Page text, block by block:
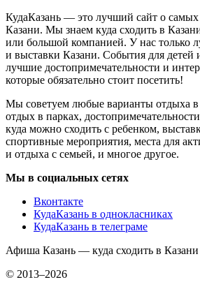
КудаКазань — это лучший сайт о
Казани. Мы знаем куда сходить в
или большой компанией. У нас только
и выставки Казани. События для детей
лучшие достопримечательности и
которые обязательно стоит посетить!
Мы советуем любые варианты отдыха
отдых в парках,
куда можно сходить с ребенком,
спортивные мероприятия, места для
и отдыха с семьей, и многое другое.
Мы в социальных сетях
Вконтакте
КудаКазань в однокласниках
КудаКазань в телеграме
Афиша Казань — куда сходить в Казани
© 2013–2026